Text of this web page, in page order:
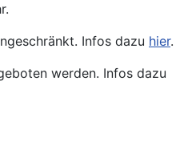
Infos dazu hier.
werden. Infos dazu